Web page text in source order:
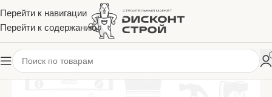
Перейти к навигации
Перейти к содержанию